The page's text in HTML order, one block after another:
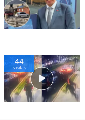
44
visitas